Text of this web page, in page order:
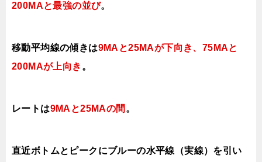
200MAと最強の並び。
移動平均線の傾きは9MAと25MAが下向き、75MAと
200MAが上向き 。
レートは9MAと25MAの間 。
直近ボトムとピークにブルーの水平線（実線）を引い